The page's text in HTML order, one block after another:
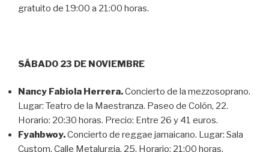
gratuito de 19:00 a 21:00 horas.
SÁBADO 23 DE NOVIEMBRE
Nancy Fabiola Herrera.Concierto de la mezzosoprano.
Lugar: Teatro de la Maestranza. Paseo de Colón, 22.
Horario: 20:30 horas. Precio: Entre 26 y 41 euros.
Fyahbwoy.Concierto de reggae jamaicano. Lugar: Sala
Custom. Calle Metalurgia, 25. Horario: 21:00 horas.